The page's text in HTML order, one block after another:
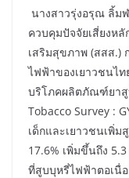
นางสาวรุ่งอรุณ ลิ้ม
ควบคุมปัจจัยเสี่ยงห
เสริมสุขภาพ (สสส.)
ไฟฟ้าของเยาวชนไ
บริโภคผลิตภัณฑ์ยาสู
Tobacco Survey :
เด็กและเยาวชนเพิ่ม
17.6% เพิ่มขึ้นถึง
ที่สูบบุหรี่ไฟฟ้าตอเนื่อ